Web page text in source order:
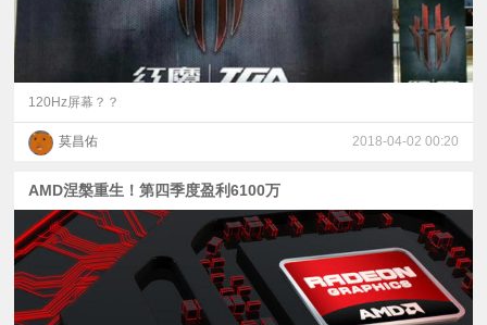
120Hz屏幕？？
莫昌佑 2018-04-02 00:20
AMD涅槃重生！第四季度盈利6100万